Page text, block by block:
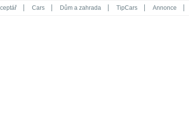
Cars Dům a zahrada TipCars Annonce